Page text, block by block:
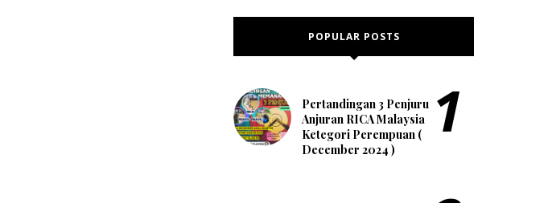
POPULAR POSTS
Pertandingan 3 Penjuru
Anjuran RICA Malaysia
Ketegori Perempuan (
December 2024 )